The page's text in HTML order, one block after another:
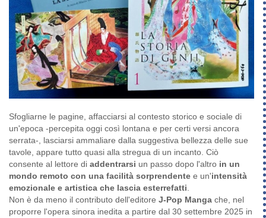
Sfogliarne le pagine, affacciarsi al contesto storico e sociale di
un'epoca -percepita oggi così lontana e per certi versi ancora
serrata-, lasciarsi ammaliare dalla suggestiva bellezza delle sue
tavole, appare tutto quasi alla stregua di un incanto. Ciò
consente al lettore di addentrarsi un passo dopo l'altro in un
mondo remoto con una facilità sorprendente e un'intensità
emozionale e artistica che lascia esterrefatti
Non è da meno il contributo dell'editore J-Pop Manga che, nel
proporre l'opera sinora inedita a partire dal 30 settembre 2025 in